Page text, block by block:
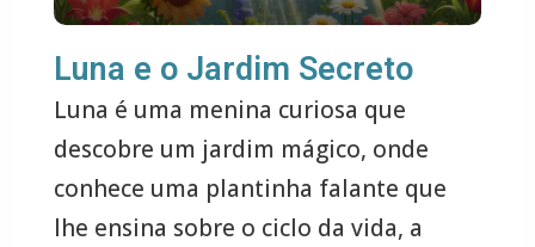
Luna e o Jardim Secreto
Luna é uma menina curiosa que
descobre um jardim mágico, onde
conhece uma plantinha falante que
lhe ensina sobre o ciclo da vida, a